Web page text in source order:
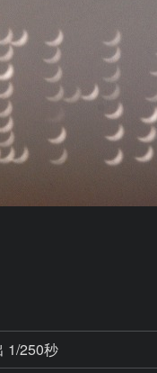
1/250秒